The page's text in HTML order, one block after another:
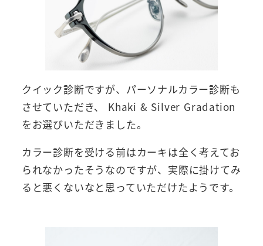
クイック診断ですが、パーソナルカラー診断も
させていただき、 Khaki & Silver Gradation
をお選びいただきました。
カラー診断を受ける前はカーキは全く考えてお
られなかったそうなのですが、実際に掛けてみ
ると悪くないなと思っていただけたようです。